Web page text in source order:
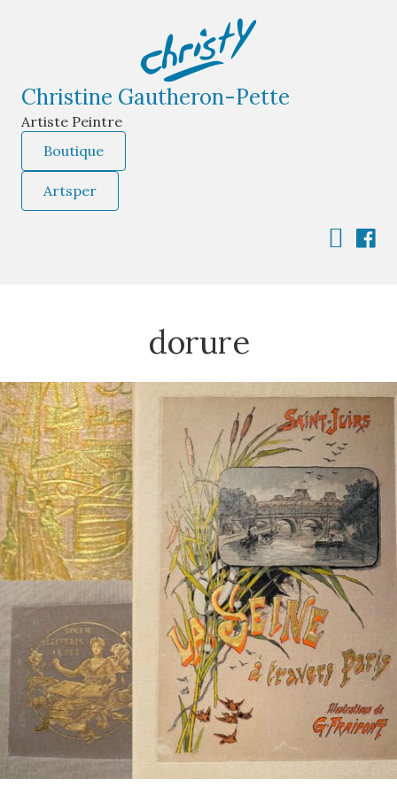
Christine Gautheron-Pette
Artiste Peintre
Boutique
Artsper
dorure